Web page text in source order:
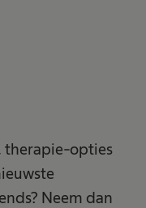
therapie-opties
Neem dan